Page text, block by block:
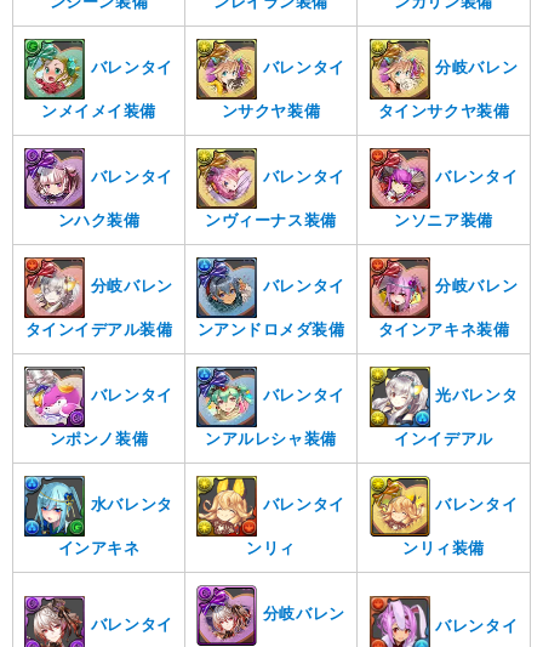
バレンタイ
ンメイメイ装備
バレンタイ
ンサクヤ装備
分岐バレン
タインサクヤ装備
バレンタイ
ンハク装備
バレンタイ
ンヴィーナス装備
バレンタイ
ンソニア装備
分岐バレン
タインイデアル装備
バレンタイ
ンアンドロメダ装備
分岐バレン
タインアキネ装備
バレンタイ
ンポンノ装備
バレンタイ
ンアルレシャ装備
光バレンタ
インイデアル
水バレンタ
インアキネ
バレンタイ
ンリィ
バレンタイ
ンリィ装備
バレンタイ
分岐バレン
バレンタイ